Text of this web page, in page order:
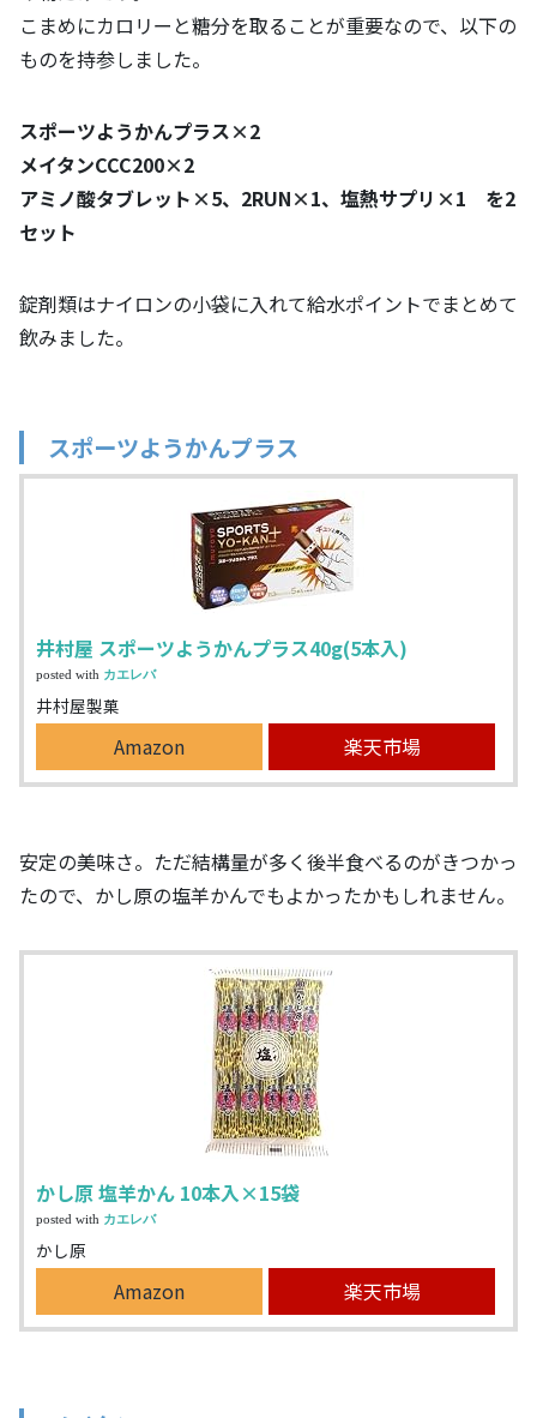
こまめにカロリーと糖分を取ることが重要なので、以下の
ものを持参しました。
スポーツようかんプラス×2
メイタンCCC200×2
アミノ酸タブレット×5、2RUN×1、塩熱サプリ×1 を2
セット
錠剤類はナイロンの小袋に入れて給水ポイントでまとめて
飲みました。
スポーツようかんプラス
井村屋 スポーツようかんプラス40g(5本入)
posted with カエレバ
井村屋製菓
Amazon 楽天市場
安定の美味さ。ただ結構量が多く後半食べるのがきつかっ
たので、かし原の塩羊かんでもよかったかもしれません。
かし原 塩羊かん 10本入×15袋
posted with カエレバ
かし原
Amazon 楽天市場